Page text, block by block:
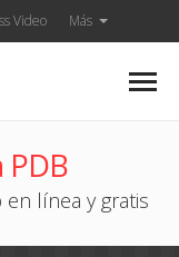
Video Más
PDB
línea y gratis